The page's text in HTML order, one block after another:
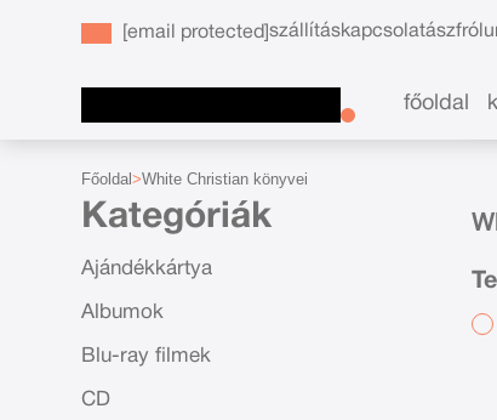
[email protected]szállításkapcsolatászf
főoldal
Főoldal White Christian könyvei
Kategóriák
Ajándékkártya
Albumok
Blu-ray filmek
CD